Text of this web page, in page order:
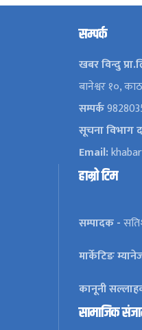
सम्पर्क
खबर विन्दु
बानेश्वर १०,
सम्पर्क
सूचना विभाग
Email:
हाम्रो टिम
सम्पादक -
मार्केटिङ
कानूनी
सामाजिक